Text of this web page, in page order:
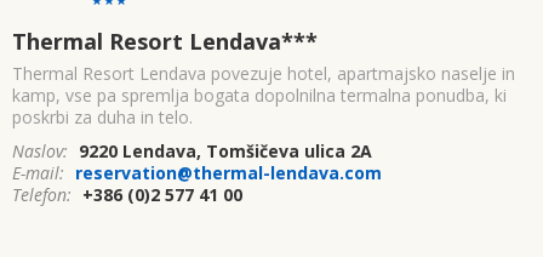
Thermal Resort Lendava***
Thermal Resort Lendava povezuje hotel, apartmajsko naselje in
kamp, vse pa spremlja bogata dopolnilna termalna ponudba, ki
poskrbi za duha in telo.
Naslov: 9220 Lendava, Tomšičeva ulica 2A
E-mail: reservation@thermal-lendava.com
Telefon: +386 (0)2 577 41 00